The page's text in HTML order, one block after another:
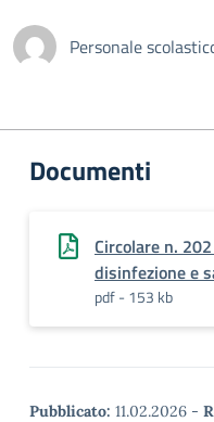
Personale
Documenti
Circolare n.
disinfezione e
pdf - 153 kb
Pubblicato: 11.02.2026 -